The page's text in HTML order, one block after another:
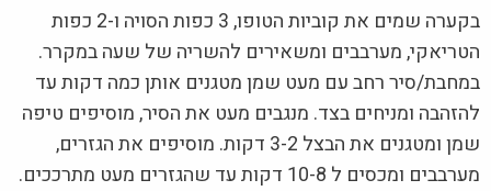
בקערה שמים את קוביות הטופו, 3 כפות הסויה ו-2 כפות
הטריאקי, מערבבים ומשאירים להשריה של שעה במקרר.
במחבת/סיר רחב עם מעט שמן מטגנים אותן כמה דקות עד
להזהבה ומניחים בצד. מנגבים מעט את הסיר, מוסיפים טיפה
שמן ומטגנים את הבצל 3-2 דקות. מוסיפים את הגזרים,
מערבבים ומכסים ל 10-8 דקות עד שהגזרים מעט מתרככים.